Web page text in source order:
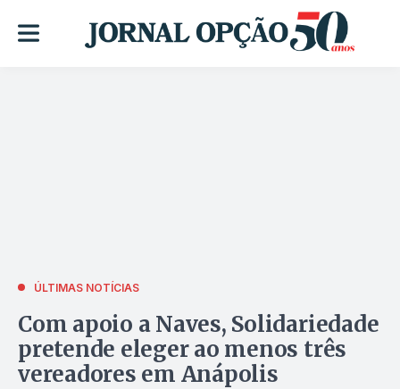
ÚLTIMAS NOTÍCIAS
Com apoio a Naves, Solidariedade
pretende eleger ao menos três
vereadores em Anápolis